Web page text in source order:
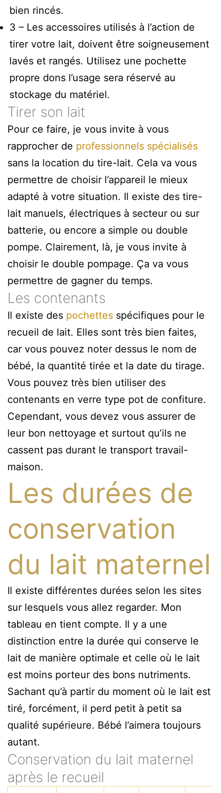
bien rincés.
3 – Les accessoires utilisés à l’action de
tirer votre lait, doivent être soigneusement
lavés et rangés. Utilisez une pochette
propre dons l’usage sera réservé au
stockage du matériel.
Tirer son lait
Pour ce faire, je vous invite à vous
rapprocher de professionnels spécialisés
sans la location du tire-lait. Cela va vous
permettre de choisir l’appareil le mieux
adapté à votre situation. Il existe des tire-
lait manuels, électriques à secteur ou sur
batterie, ou encore a simple ou double
pompe. Clairement, là, je vous invite à
choisir le double pompage. Ça va vous
permettre de gagner du temps.
Les contenants
Il existe des pochettes spécifiques pour le
recueil de lait. Elles sont très bien faites,
car vous pouvez noter dessus le nom de
bébé, la quantité tirée et la date du tirage.
Vous pouvez très bien utiliser des
contenants en verre type pot de confiture.
Cependant, vous devez vous assurer de
leur bon nettoyage et surtout qu’ils ne
cassent pas durant le transport travail-
maison.
Les durées de
conservation
du lait maternel
Il existe différentes durées selon les sites
sur lesquels vous allez regarder. Mon
tableau en tient compte. Il y a une
distinction entre la durée qui conserve le
lait de manière optimale et celle où le lait
est moins porteur des bons nutriments.
Sachant qu’à partir du moment où le lait est
tiré, forcément, il perd petit à petit sa
qualité supérieure. Bébé l’aimera toujours
autant.
Conservation du lait maternel
après le recueil